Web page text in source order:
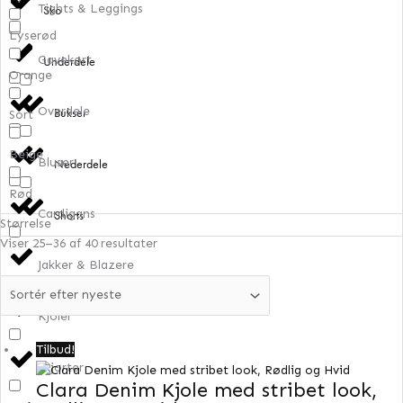
Sko
Underdele
Bukser
Nederdele
Shorts
Tights & Leggings
Gavekort
Overdele
Bluser
Cardigans
Jakker & Blazere
Kjoler
Skjorter
Lyserød
Orange
Sort
Beige
Rød
Størrelse
Viser 25–36 af 40 resultater
Tilbud!
Clara Denim Kjole med stribet look,
oprindelige
pris
aktuelle
pris